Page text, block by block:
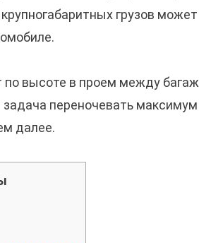
грузов
по высоте в проем между
задача переночевать
далее.